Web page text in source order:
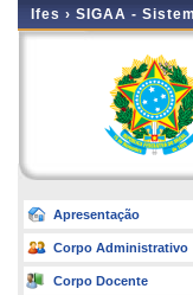
Ifes › SIGAA -
Apresentação
Corpo Administrativo
Corpo Docente